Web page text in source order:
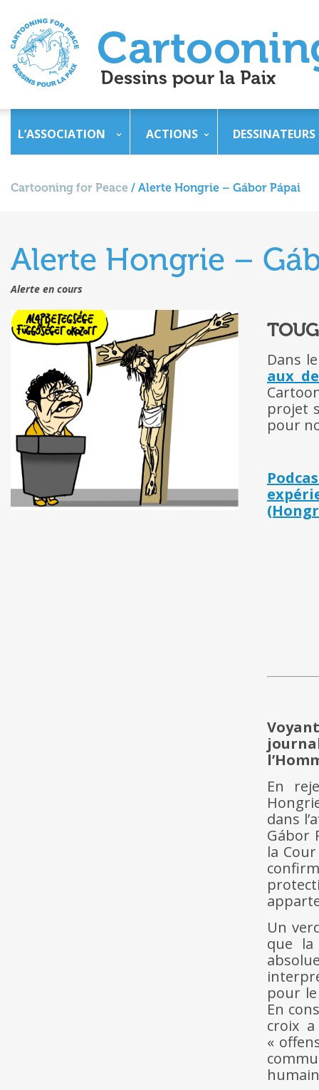
L’ASSOCIATION ACTIONS DESSINATEURS
Cartooning for Peace / Alerte Hongrie – Gábor Pápai
Alerte Hongrie –
Alerte en cours
Dans
aux
projet
pour
En
dans
Gábor
la
Un
que
pour
En
croix
«